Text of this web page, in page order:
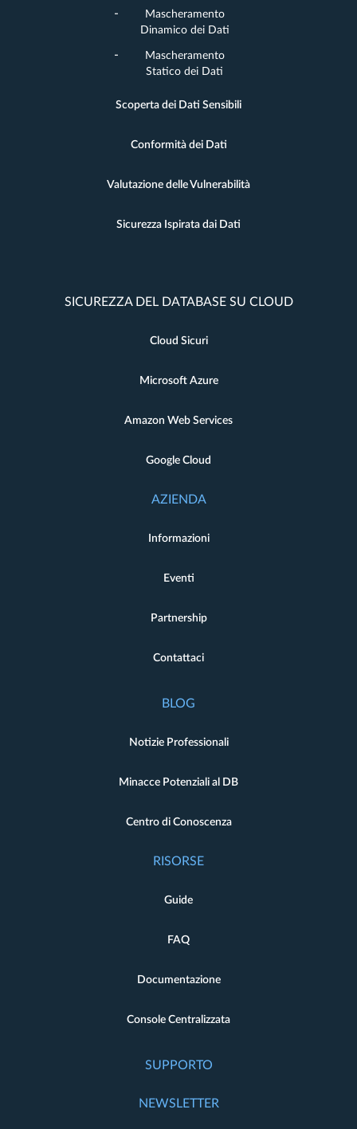
Mascheramento
Dinamico dei Dati
Mascheramento
Statico dei Dati
Scoperta dei Dati Sensibili
Conformità dei Dati
Valutazione delle Vulnerabilità
Sicurezza Ispirata dai Dati
SICUREZZA DEL DATABASE SU CLOUD
Cloud Sicuri
Microsoft Azure
Amazon Web Services
Google Cloud
AZIENDA
Informazioni
Eventi
Partnership
Contattaci
BLOG
Notizie Professionali
Minacce Potenziali al DB
Centro di Conoscenza
RISORSE
Guide
FAQ
Documentazione
Console Centralizzata
SUPPORTO
NEWSLETTER